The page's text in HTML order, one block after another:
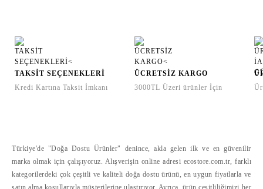
TAKSİT SEÇENEKLERİ
Kredi Kartına Taksit İmkanı
ÜCRETSİZ KARGO
3000TL Üzeri ürünler İçin
Türkiye'de "Doğa Dostu Ürünler" denince, akla gelen ilk ve en güvenilir
marka olmak için çalışıyoruz. Alışverişin online adresi ecostore.com.tr, farklı
kategorilerdeki çok çeşitli ve kaliteli doğa dostu ürünü, en uygun fiyatlarla ve